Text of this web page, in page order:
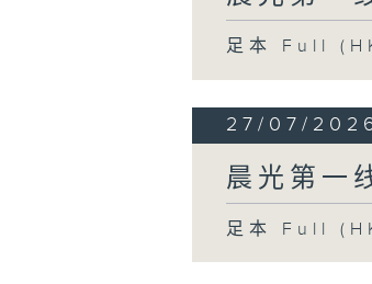
足本 Full
27/07/
晨光第一
足本 Full